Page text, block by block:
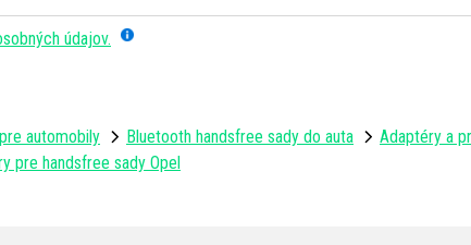
údajov.
automobily Bluetooth handsfree sady do auta
Adaptéry a
pre handsfree sady Opel